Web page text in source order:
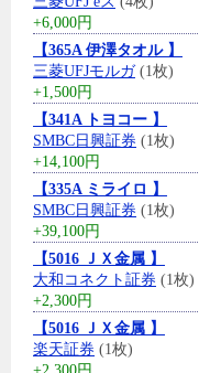
+6,000円
【365A 伊澤タオル 】
三菱UFJモルガ(1枚)
+1,500円
【341A トヨコー 】
SMBC日興証券 (1枚)
+14,100円
【335A ミライロ 】
SMBC日興証券 (1枚)
+39,100円
【5016 ＪＸ金属 】
大和コネクト証券 (1枚)
+2,300円
【5016 ＪＸ金属 】
楽天証券 (1枚)